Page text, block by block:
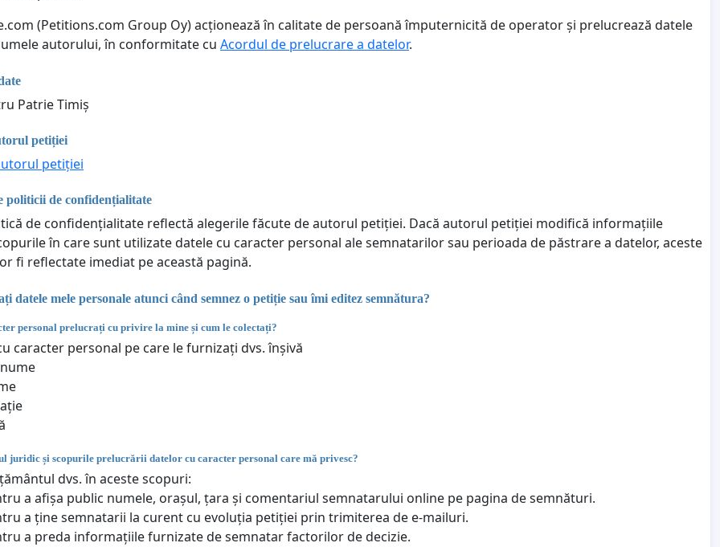
(Petitions.com Group Oy) acționează în calitate de persoană împuternicită de operator și prelucrează datele
autorului, în conformitate cu Acordul de prelucrare a datelor.
Patrie Timiș
petiției
petiției
politicii de confidențialitate
de confidențialitate reflectă alegerile făcute de autorul petiției. Dacă autorul petiției modifică informațiile
în care sunt utilizate datele cu caracter personal ale semnatarilor sau perioada de păstrare a datelor, aceste
fi reflectate imediat pe această pagină.
datele mele personale atunci când semnez o petiție sau îmi editez semnătura?
personal prelucrați cu privire la mine și cum le colectați?
caracter personal pe care le furnizați dvs. înșivă
juridic și scopurile prelucrării datelor cu caracter personal care mă privesc?
dvs. în aceste scopuri:
a afișa public numele, orașul, țara și comentariul semnatarului online pe pagina de semnături.
a ține semnatarii la curent cu evoluția petiției prin trimiterea de e-mailuri.
a preda informațiile furnizate de semnatar factorilor de decizie.